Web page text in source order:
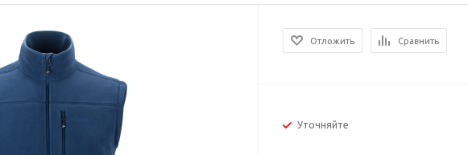
Отложить Сравнить
Уточняйте